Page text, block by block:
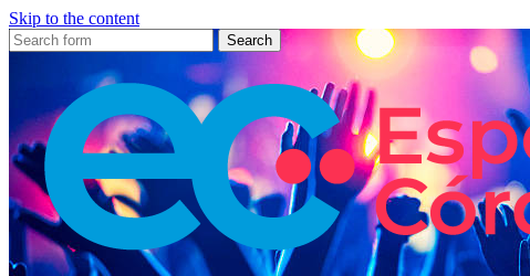
Skip to the content
Search
for: